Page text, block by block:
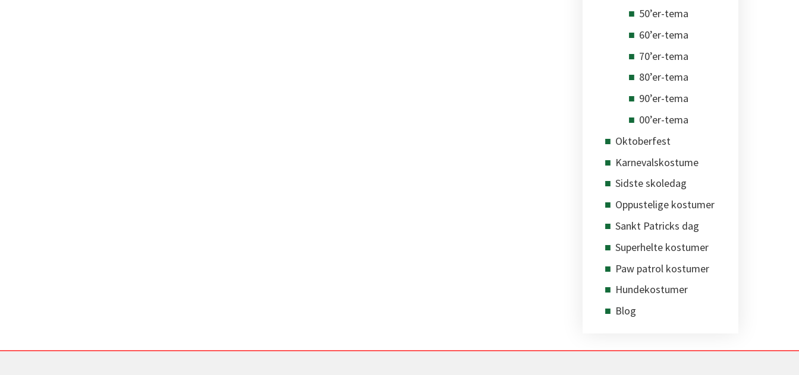
50’er-tema
60’er-tema
70’er-tema
80’er-tema
90’er-tema
00’er-tema
Oktoberfest
Karnevalskostume
Sidste skoledag
Oppustelige kostumer
Sankt Patricks dag
Superhelte kostumer
Paw patrol kostumer
Hundekostumer
Blog